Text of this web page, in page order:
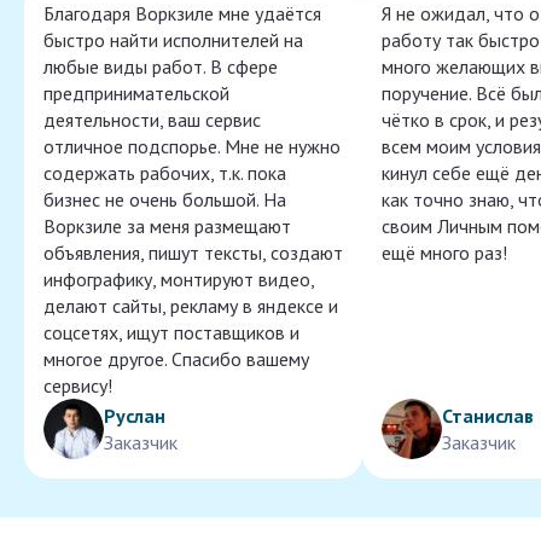
Благодаря Воркзиле мне удаётся
быстро найти исполнителей на
любые виды работ. В сфере
предпринимательской
деятельности, ваш сервис
отличное подспорье. Мне не нужно
содержать рабочих, т.к. пока
бизнес не очень большой. На
Воркзиле за меня размещают
объявления, пишут тексты, создают
инфографику, монтируют видео,
делают сайты, рекламу в яндексе и
соцсетях, ищут поставщиков и
многое другое. Спасибо вашему
сервису!
Руслан
Заказчик
Я не ожидал, что
работу так
много желающих
поручение. Всё
чётко в срок, и
всем моим
кинул себе ещё
как точно знаю,
своим Личным
ещё много раз!
Станислав
Заказчик